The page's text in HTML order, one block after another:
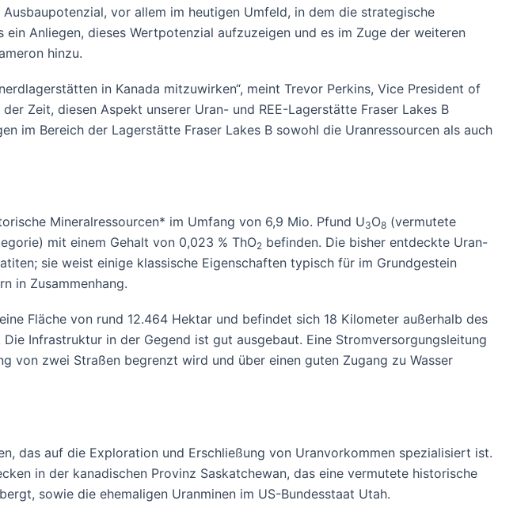
vor allem im heutigen Umfeld, in dem die strategische
Anliegen, dieses Wertpotenzial aufzuzeigen und es im Zuge der weiteren
hinzu.
in Kanada mitzuwirken“, meint Trevor Perkins, Vice President of
Zeit, diesen Aspekt unserer Uran- und REE-Lagerstätte Fraser Lakes B
im Bereich der Lagerstätte Fraser Lakes B sowohl die Uranressourcen als auch
Mineralressourcen* im Umfang von 6,9 Mio. Pfund U3O8 (vermutete
mit einem Gehalt von 0,023 % ThO2 befinden. Die bisher entdeckte Uran-
sie weist einige klassische Eigenschaften typisch für im Grundgestein
in Zusammenhang.
Fläche von rund 12.464 Hektar und befindet sich 18 Kilometer außerhalb des
Infrastruktur in der Gegend ist gut ausgebaut. Eine Stromversorgungsleitung
von zwei Straßen begrenzt wird und über einen guten Zugang zu Wasser
das auf die Exploration und Erschließung von Uranvorkommen spezialisiert ist.
in der kanadischen Provinz Saskatchewan, das eine vermutete historische
sowie die ehemaligen Uranminen im US-Bundesstaat Utah.